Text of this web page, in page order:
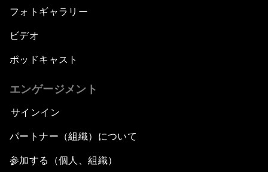
New Champions Plenary: Creating Value
through Innovation
An Insight, An Idea with Kaushik Basu
The Health Advantage
Forum Debate: Financial Fault Lines
フォトギャラリー
ビデオ
ポッドキャスト
エンゲージメント
サインイン
パートナー（組織）について
参加する（個人、組織）